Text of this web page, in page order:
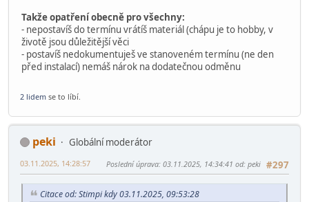
Takže opatření obecně pro všechny:
- nepostavíš do termínu vrátíš materiál (chápu je to hobby, v
životě jsou důležitější věci
- postavíš nedokumentuješ ve stanoveném termínu (ne den
před instalací) nemáš nárok na dodatečnou odměnu
2 lidem se to líbí.
peki
Globální moderátor
#297
03.11.2025, 14:28:57 Poslední úprava: 03.11.2025, 14:34:41 od: peki
Citace od: Stimpi kdy 03.11.2025, 09:53:28